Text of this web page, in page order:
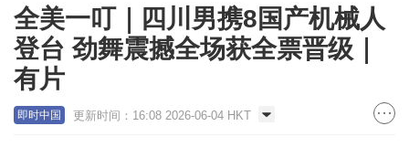
Time
全美一叮｜四川男携8国产机械人
登台 劲舞震撼全场获全票晋级｜
有片
即时中国 更新时间：16:08 2026-06-04 HKT